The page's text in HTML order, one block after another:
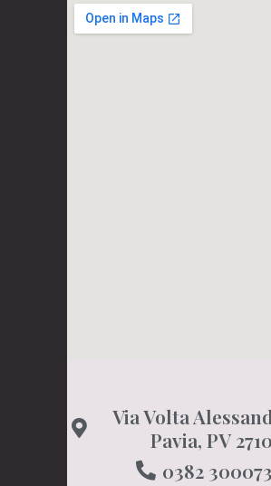
Via Volta
Pavia, PV
0382 300073